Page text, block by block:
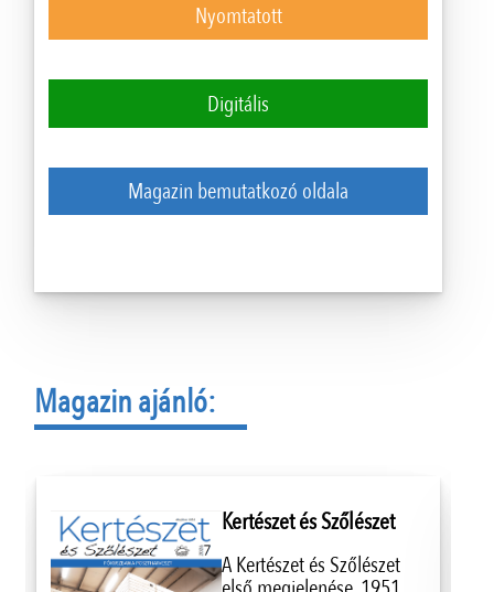
Nyomtatott
Digitális
Magazin bemutatkozó oldala
Magazin ajánló:
Kertészet és Szőlészet
A Kertészet és Szőlészet